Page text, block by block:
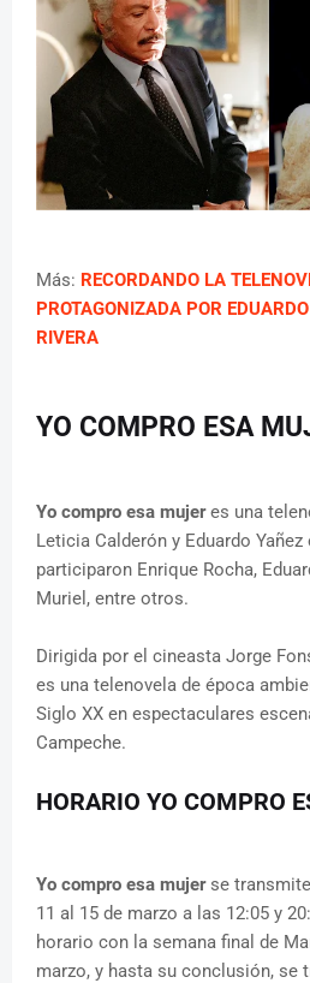
Más: RECORDANDO LA
PROTAGONIZADA POR
RIVERA
YO COMPRO ESA
Yo compro esa mujeres una
Leticia Calderón y Eduardo
participaron Enrique Rocha,
Muriel, entre otros.
Dirigida por el cineasta Jorge
es una telenovela de época
Siglo XX en espectaculares
Campeche.
HORARIO YO COMPRO
Yo compro esa mujerse transmite
11 al 15 de marzo a las 12:05 y
horario con la semana final de
marzo, y hasta su conclusión, se